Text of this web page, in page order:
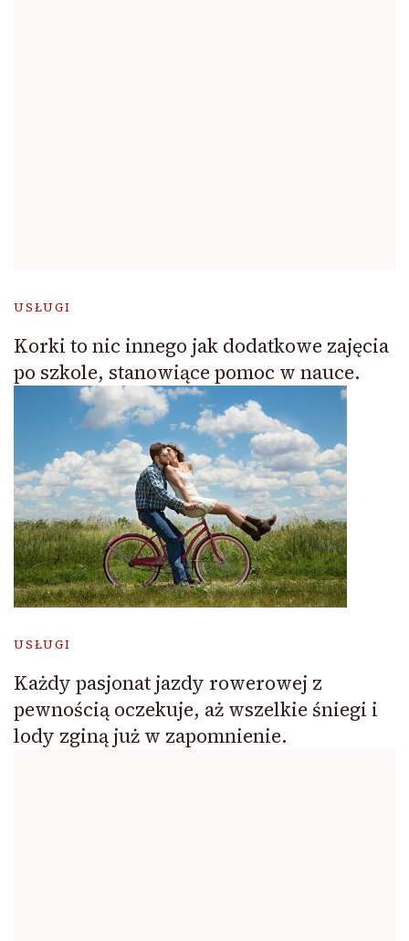
USŁUGI
Korki to nic innego jak dodatkowe zajęcia
po szkole, stanowiące pomoc w nauce.
USŁUGI
Każdy pasjonat jazdy rowerowej z
pewnością oczekuje, aż wszelkie śniegi i
lody zginą już w zapomnienie.